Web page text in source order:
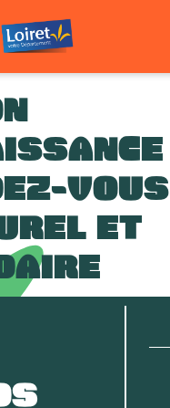
VOUS
ET